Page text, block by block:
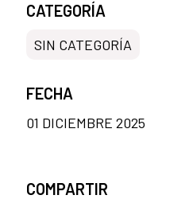
CATEGORÍA
SIN CATEGORÍA
FECHA
01 DICIEMBRE 2025
COMPARTIR